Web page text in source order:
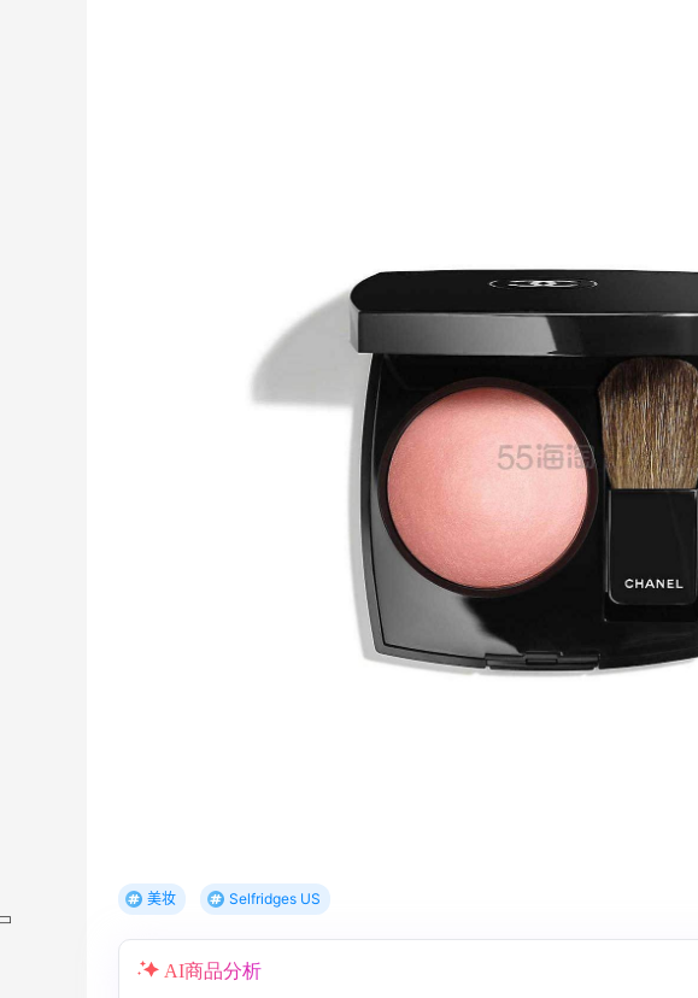
美妆 Selfridges US
AI商品分析